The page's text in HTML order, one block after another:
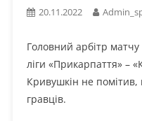
20.11.2022
Головний арбітр
ліги «Прикарпаття» –
Кривушкін не помітив,
гравців.